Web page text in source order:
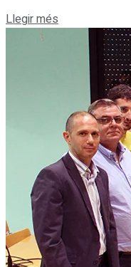
Llegir més